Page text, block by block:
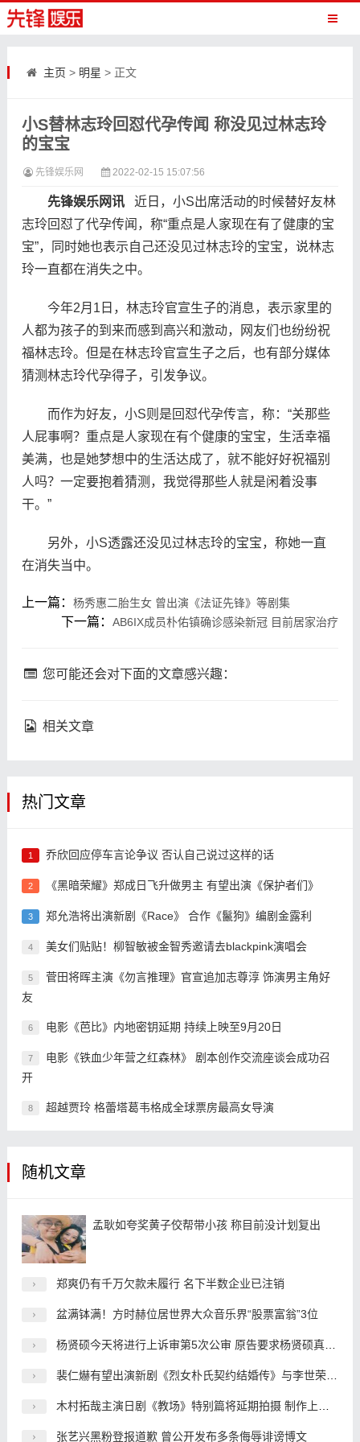
主页 > 明星 > 正文
小S替林志玲回怼代孕传闻 称没见过林志玲
的宝宝
先锋娱乐网 2022-02-15 15:07:56
先锋娱乐网讯近日，小S出席活动的时候替好友林
志玲回怼了代孕传闻，称“重点是人家现在有了健康的宝
宝”，同时她也表示自己还没见过林志玲的宝宝，说林志
玲一直都在消失之中。
今年2月1日，林志玲官宣生子的消息，表示家里的
人都为孩子的到来而感到高兴和激动，网友们也纷纷祝
福林志玲。但是在林志玲官宣生子之后，也有部分媒体
猜测林志玲代孕得子，引发争议。
而作为好友，小S则是回怼代孕传言，称：“关那些
人屁事啊？重点是人家现在有个健康的宝宝，生活幸福
美满，也是她梦想中的生活达成了，就不能好好祝福别
人吗？一定要抱着猜测，我觉得那些人就是闲着没事
干。”
另外，小S透露还没见过林志玲的宝宝，称她一直
在消失当中。
上一篇： 杨秀惠二胎生女 曾出演《法证先锋》等剧集
下一篇：AB6IX成员朴佑镇确诊感染新冠 目前居家治疗
您可能还会对下面的文章感兴趣：
相关文章
热门文章
1 乔欣回应停车言论争议 否认自己说过这样的话
2 《黑暗荣耀》郑成日飞升做男主 有望出演《保护者们》
3 郑允浩将出演新剧《Race》 合作《鬣狗》编剧金露利
4 美女们贴贴！柳智敏被金智秀邀请去blackpink演唱会
5
菅田将晖主演《勿言推理》官宣追加志尊淳 饰演男主角好
友
6 电影《芭比》内地密钥延期 持续上映至9月20日
7
电影《铁血少年营之红森林》 剧本创作交流座谈会成功召
开
8 超越贾玲 格蕾塔葛韦格成全球票房最高女导演
随机文章
孟耿如夸奖黄子佼帮带小孩 称目前没计划复出
郑爽仍有千万欠款未履行 名下半数企业已注销
盆满钵满！方时赫位居世界大众音乐界“股票富翁”3位
杨贤硕今天将进行上诉审第5次公审 原告要求杨贤硕真心道歉
裴仁爀有望出演新剧《烈女朴氏契约结婚传》与李世荣搭档
木村拓哉主演日剧《教场》特别篇将延期拍摄 制作上出了问题
张艺兴黑粉登报道歉 曾公开发布多条侮辱诽谤博文